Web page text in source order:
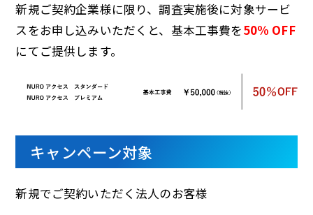
新規ご契約企業様に限り、調査実施後に対象サービ
スをお申し込みいただくと、基本工事費を50% OFF
にてご提供します。
キャンペーン対象
新規でご契約いただく法人のお客様